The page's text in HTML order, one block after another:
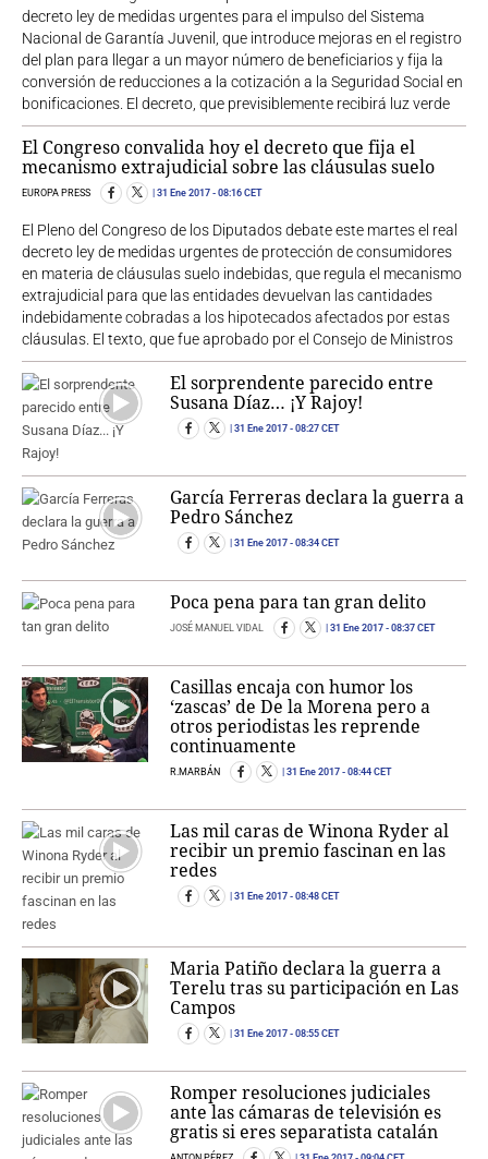
decreto ley de medidas urgentes para el impulso del Sistema
Nacional de Garantía Juvenil, que introduce mejoras en el registro
del plan para llegar a un mayor número de beneficiarios y fija la
conversión de reducciones a la cotización a la Seguridad Social en
bonificaciones. El decreto, que previsiblemente recibirá luz verde
El Congreso convalida hoy el decreto que fija el
mecanismo extrajudicial sobre las cláusulas suelo
EUROPA PRESS 31 Ene 2017 - 08:16 CET
El Pleno del Congreso de los Diputados debate este martes el real
decreto ley de medidas urgentes de protección de consumidores
en materia de cláusulas suelo indebidas, que regula el mecanismo
extrajudicial para que las entidades devuelvan las cantidades
indebidamente cobradas a los hipotecados afectados por estas
cláusulas. El texto, que fue aprobado por el Consejo de Ministros
El sorprendente parecido entre
Susana Díaz… ¡Y Rajoy!
31 Ene 2017 - 08:27 CET
García Ferreras declara la guerra a
Pedro Sánchez
31 Ene 2017 - 08:34 CET
Poca pena para tan gran delito
JOSÉ MANUEL VIDAL 31 Ene 2017 - 08:37 CET
Casillas encaja con humor los
‘zascas’ de De la Morena pero a
otros periodistas les reprende
continuamente
R.MARBÁN 31 Ene 2017 - 08:44 CET
Las mil caras de Winona Ryder al
recibir un premio fascinan en las
redes
31 Ene 2017 - 08:48 CET
Maria Patiño declara la guerra a
Terelu tras su participación en Las
Campos
31 Ene 2017 - 08:55 CET
Romper resoluciones judiciales
ante las cámaras de televisión es
gratis si eres separatista catalán